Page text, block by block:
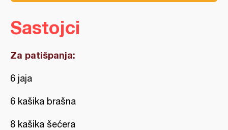
Sastojci
Za patišpanja:
6 jaja
6 kašika brašna
8 kašika šećera